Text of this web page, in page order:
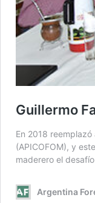
Guillermo
En 2018
(APICOFOM), y
maderero el
Argentina